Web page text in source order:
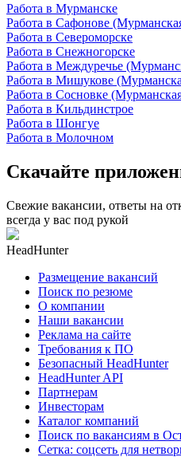
Работа в Мурманске
Работа в Сафонове
Работа в Североморске
Работа в Снежногорске
Работа в Междуречье
Работа в Мишукове
Работа в Сосновке
Работа в Кильдинстрое
Работа в Шонгуе
Работа в Молочном
Скачайте
Свежие вакансии, ответы на
всегда у вас под рукой
HeadHunter
Размещение вакансий
Поиск по резюме
О компании
Наши вакансии
Реклама на сайте
Требования к ПО
Безопасный HeadHunter
HeadHunter API
Партнерам
Инвесторам
Каталог компаний
Поиск по вакансиям в
Сетка: соцсеть для